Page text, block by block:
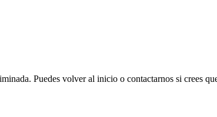
Puedes volver al inicio o contactarnos si crees